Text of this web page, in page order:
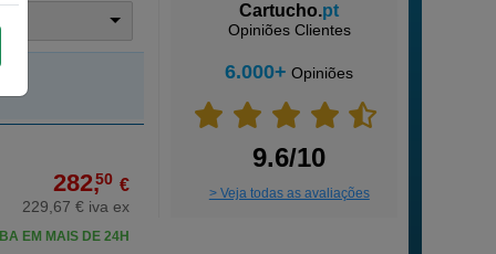
Cartucho.pt
Opiniões Clientes
6.000+ Opiniões
9.6/10
> Veja todas as avaliações
282,50 €
229,67 € iva ex
EM MAIS DE 24H